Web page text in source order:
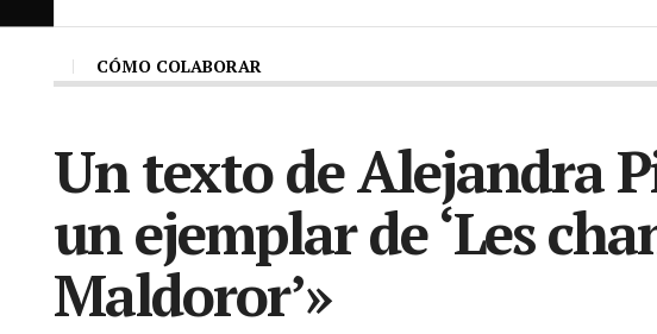
CÓMO COLABORAR
Un texto de Alejandra
un ejemplar de ‘Les
Maldoror’»